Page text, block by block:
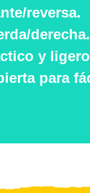
reversa.
derecha.
y
para